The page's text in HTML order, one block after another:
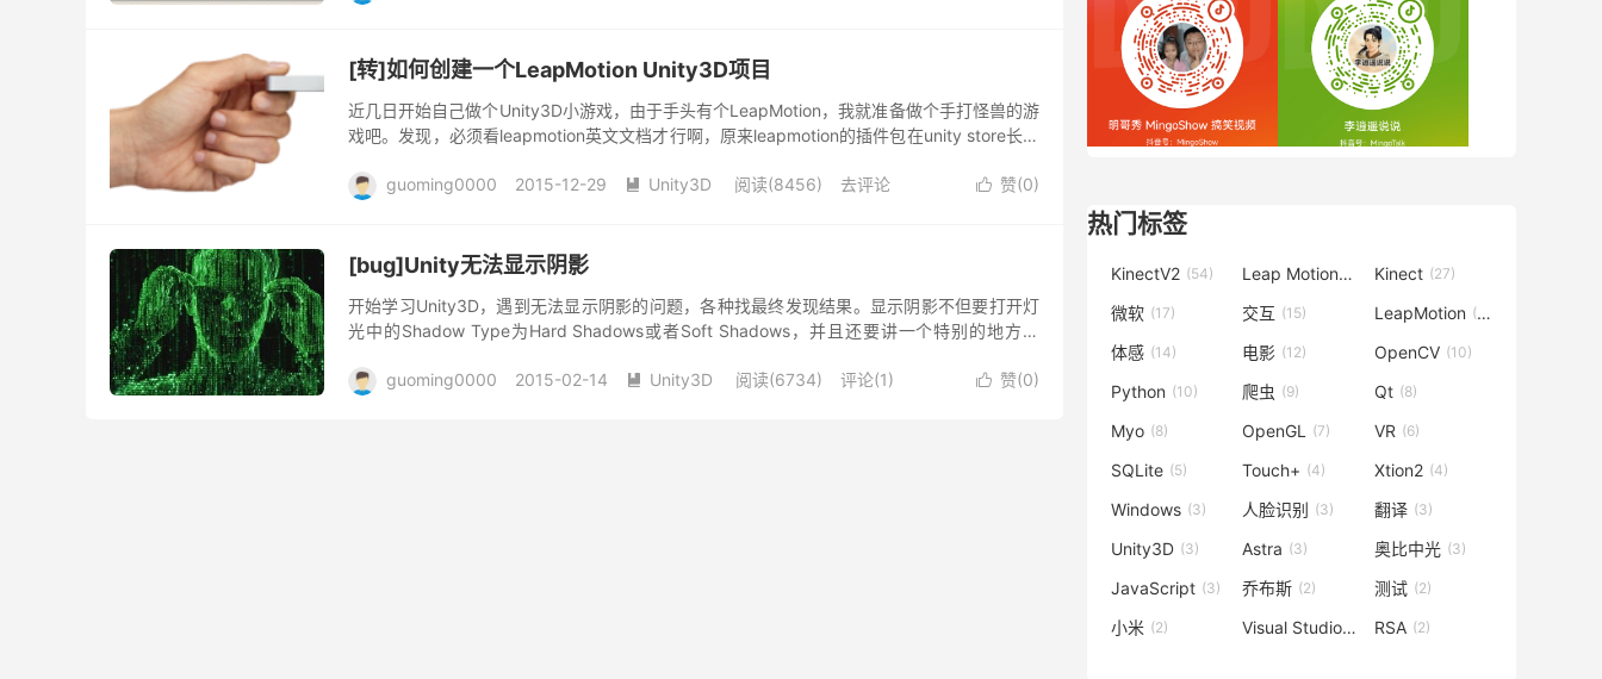
[转]如何创建一个LeapMotion Unity3D项目
近几日开始自己做个Unity3D小游戏，由于手头有个LeapMotion，我就准备做个手打怪兽的游
戏吧。发现，必须看leapmotion英文文档才行啊，原来leapmotion的插件包在unity store长久
 赞(0)
guoming0000 2015-12-29  Unity3D 阅读(8456) 去评论
[bug]Unity无法显示阴影
开始学习Unity3D，遇到无法显示阴影的问题，各种找最终发现结果。显示阴影不但要打开灯
光中的Shadow Type为Hard Shadows或者Soft Shadows，并且还要讲一个特别的地方勾
 赞(0)
guoming0000 2015-02-14  Unity3D 阅读(6734) 评论(1)
热门标签
KinectV2 (54) Leap Motion(42) Kinect (27)
微软 (17) 交互 (15) LeapMotion (15)
体感 (14) 电影 (12) OpenCV (10)
Python (10) 爬虫 (9) Qt (8)
Myo (8) OpenGL (7) VR (6)
SQLite (5) Touch+ (4) Xtion2 (4)
Windows (3) 人脸识别 (3) 翻译 (3)
Unity3D (3) Astra (3) 奥比中光 (3)
JavaScript (3) 乔布斯 (2) 测试 (2)
小米 (2) Visual Studio(2) RSA (2)